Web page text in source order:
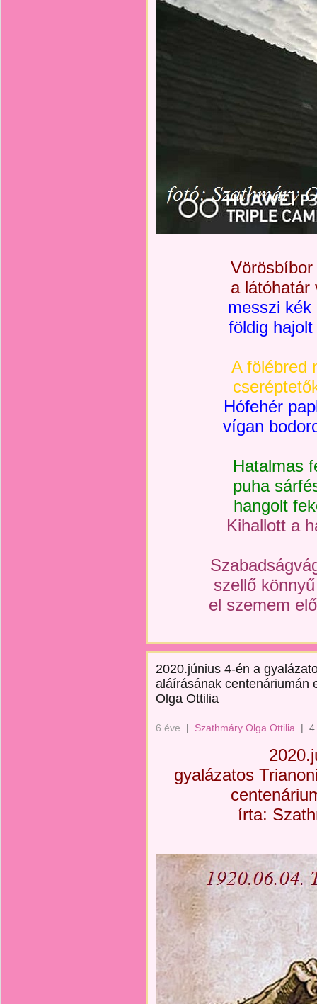
Vörösbíbor
a látóhatár
messzi kék
földig
A fölébred
Hófehér
vígan
Hatalmas
puha
hangolt
Kihallott a
szellő
el szemem
2020.június 4-én a
aláírásának centenáriumán
Olga Ottilia
6 éve | Szathmáry Olga Ottilia | 4
gyalázatos
írta: